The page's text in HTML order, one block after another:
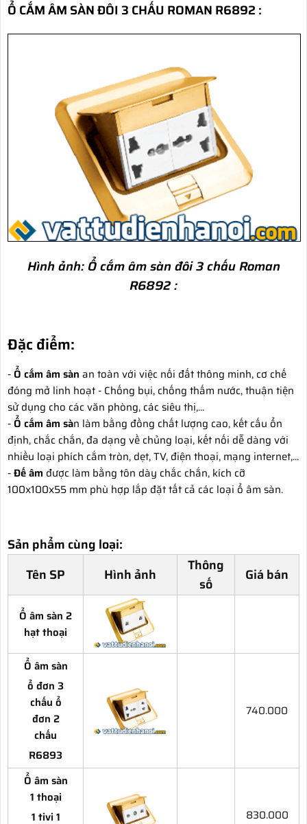
Ổ CẮM ÂM SÀN ĐÔI 3 CHẤU ROMAN R6892 :
Hình ảnh: Ổ cắm âm sàn đôi 3 chấu Roman
R6892 :
Đặc điểm:
- Ổ cắm âm sàn an toàn với việc nối đất thông minh, cơ chế
đóng mở linh hoạt - Chống bụi, chống thấm nước, thuận tiện
sử dụng cho các văn phòng, các siêu thị,...
- Ổ cắm âm sàn làm bằng đồng chất lượng cao, kết cấu ổn
định, chắc chắn, đa dạng về chủng loại, kết nối dễ dàng với
nhiều loại phích cắm tròn, dẹt, TV, điện thoại, mạng internet,...
-Đế âm được làm bằng tôn dày chắc chắn, kích cỡ
100x100x55 mm phù hợp lắp đặt tất cả các loại ổ âm sàn.
Sản phẩm cùng loại:
Tên SP
Hình ảnh
Thông
số
Giá bán
Ổ âm sàn 2
hạt thoại
Ổ âm sàn
ổ đơn 3
chấu ổ
đơn 2
chấu
R6893
740.000
Ổ âm sàn
1 thoại
1 tivi 1
830.000